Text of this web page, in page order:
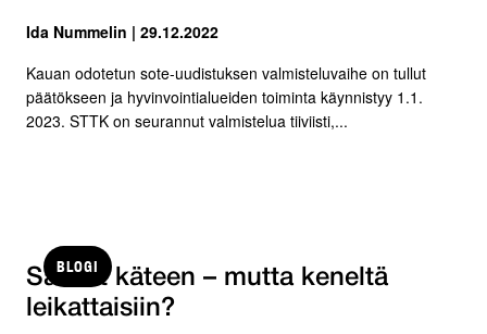
Ida Nummelin | 29.12.2022
Kauan odotetun sote-uudistuksen valmisteluvaihe on tullut
päätökseen ja hyvinvointialueiden toiminta käynnistyy 1.1.
2023. STTK on seurannut valmistelua tiiviisti,...
BLOGI
Sakset käteen – mutta keneltä
leikattaisiin?